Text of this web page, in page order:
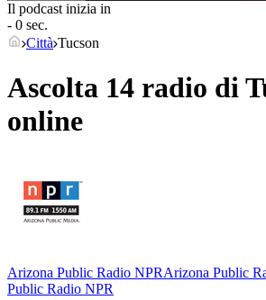
Il podcast inizia in
- 0 sec.
Città Tucson
Ascolta 14 radio di
online
Arizona Public Radio NPRArizona Public
Public Radio NPR